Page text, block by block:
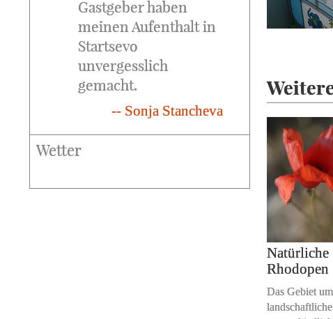
Natürliche
Rhodopen
Das Gebiet
Gastgeber haben
meinen Aufenthalt in
Startsevo
unvergesslich
gemacht.
-- Sonja Stancheva
Wetter